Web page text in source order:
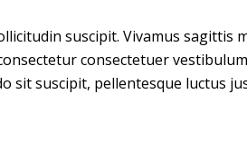
suscipit. Vivamus sagittis
consectetuer
sit suscipit, pellentesque luctus